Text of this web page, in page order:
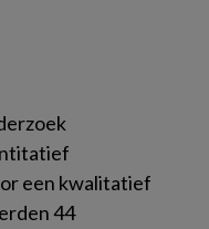
een kwalitatief
44